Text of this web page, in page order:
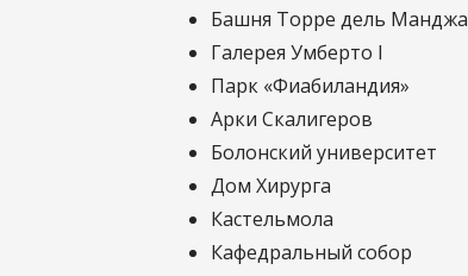
Башня Торре дель Манджа
Галерея Умберто I
Парк «Фиабиландия»
Арки Скалигеров
Болонский университет
Дом Хирурга
Кастельмола
Кафедральный собор